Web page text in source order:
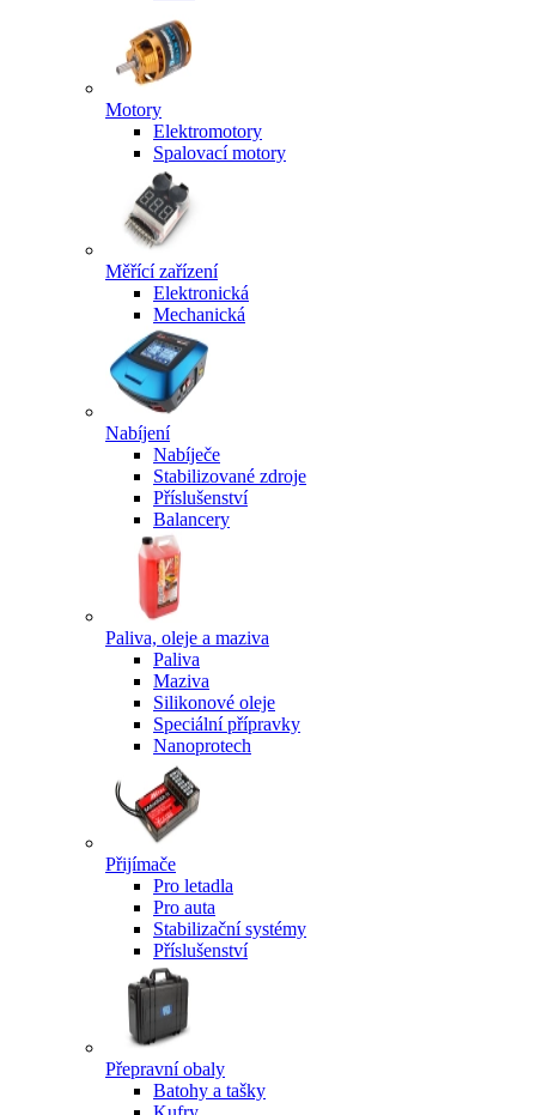
Motory
Elektromotory
Spalovací motory
Měřící zařízení
Elektronická
Mechanická
Nabíjení
Nabíječe
Stabilizované zdroje
Příslušenství
Balancery
Paliva, oleje a maziva
Paliva
Maziva
Silikonové oleje
Speciální přípravky
Nanoprotech
Přijímače
Pro letadla
Pro auta
Stabilizační systémy
Příslušenství
Přepravní obaly
Batohy a tašky